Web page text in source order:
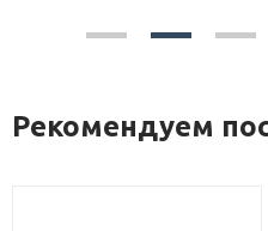
Рекомендуем